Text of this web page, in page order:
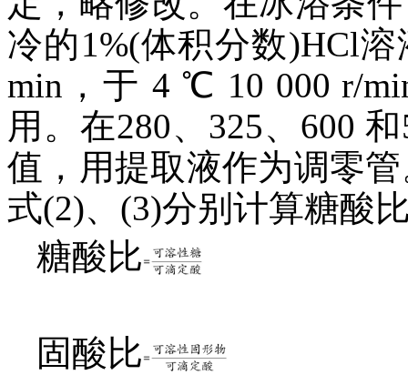
冷的1%(体积分数)HCl
min，于 4 ℃ 10 000 r/
用。在280、325、600
值，用提取液作为调零
式(2)、(3)分别计算糖酸
糖酸比
固酸比